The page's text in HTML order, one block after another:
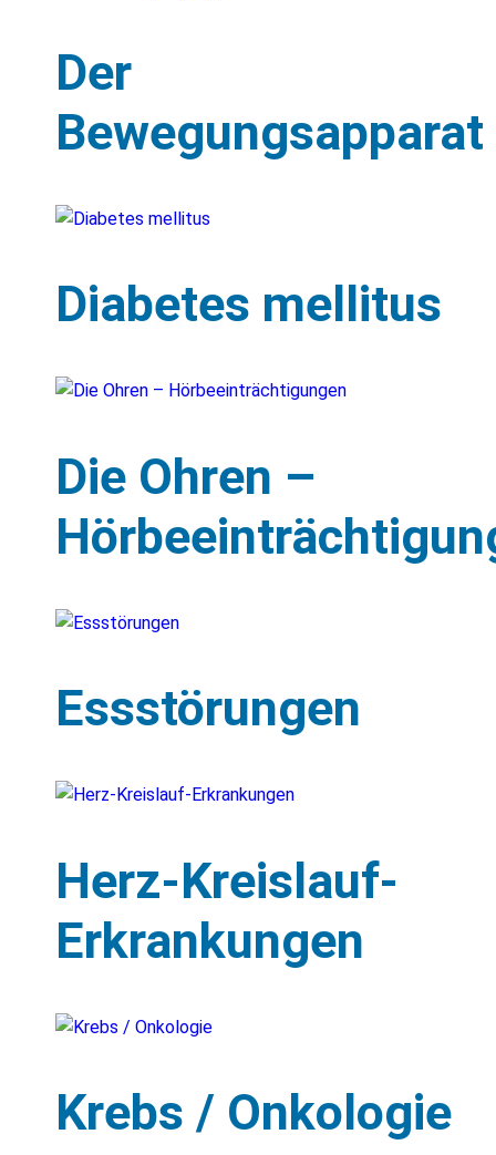
Der
Bewegungsapparat
Diabetes mellitus
Die Ohren –
Essstörungen
Herz-Kreislauf-
Erkrankungen
Krebs / Onkologie